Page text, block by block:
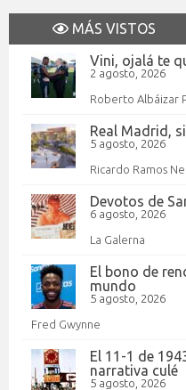
MÁS VISTOS
Vini, ojalá te
2 agosto, 2026
Roberto Albáizar
Real Madrid,
5 agosto, 2026
Ricardo Ramos
Devotos de
6 agosto, 2026
La Galerna
El bono de
mundo
5 agosto, 2026
Fred Gwynne
El 11-1 de
narrativa culé
5 agosto, 2026